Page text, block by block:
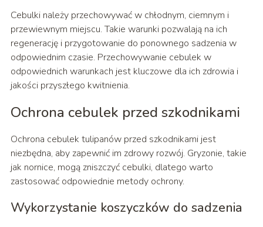
Cebulki należy przechowywać w chłodnym, ciemnym i
przewiewnym miejscu. Takie warunki pozwalają na ich
regenerację i przygotowanie do ponownego sadzenia w
odpowiednim czasie. Przechowywanie cebulek w
odpowiednich warunkach jest kluczowe dla ich zdrowia i
jakości przyszłego kwitnienia.
Ochrona cebulek przed szkodnikami
Ochrona cebulek tulipanów przed szkodnikami jest
niezbędna, aby zapewnić im zdrowy rozwój. Gryzonie, takie
jak nornice, mogą zniszczyć cebulki, dlatego warto
zastosować odpowiednie metody ochrony.
Wykorzystanie koszyczków do sadzenia